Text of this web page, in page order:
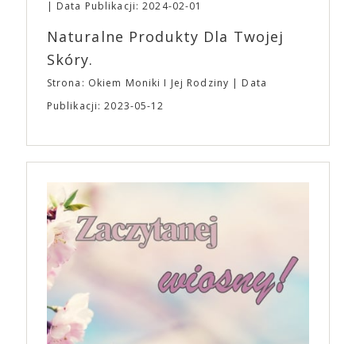
Data Publikacji: 2024-02-01
Naturalne Produkty Dla Twojej
Skóry.
Strona: Okiem Moniki I Jej Rodziny
Data
Publikacji: 2023-05-12